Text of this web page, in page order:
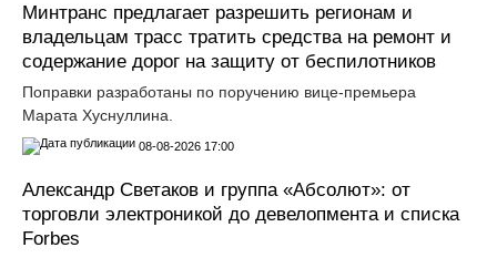
Минтранс предлагает разрешить регионам и
владельцам трасс тратить средства на ремонт и
содержание дорог на защиту от беспилотников
Поправки разработаны по поручению вице-премьера
Марата Хуснуллина.
08-08-2026 17:00
Александр Светаков и группа «Абсолют»: от
торговли электроникой до девелопмента и списка
Forbes